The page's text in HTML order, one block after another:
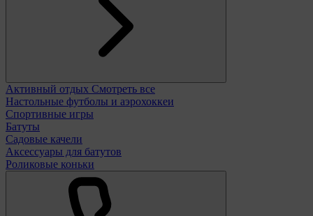
Активный отдых Смотреть все
Настольные футболы и аэрохоккеи
Спортивные игры
Батуты
Садовые качели
Аксессуары для батутов
Роликовые коньки